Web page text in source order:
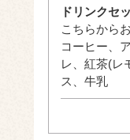
ドリンクセ
こちらから
コーヒー、
レ、紅茶(レ
ス、牛乳